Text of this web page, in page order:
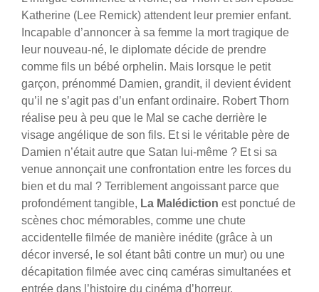
Katherine (Lee Remick) attendent leur premier enfant.
Incapable d’annoncer à sa femme la mort tragique de
leur nouveau-né, le diplomate décide de prendre
comme fils un bébé orphelin. Mais lorsque le petit
garçon, prénommé Damien, grandit, il devient évident
qu’il ne s’agit pas d’un enfant ordinaire. Robert Thorn
réalise peu à peu que le Mal se cache derrière le
visage angélique de son fils. Et si le véritable père de
Damien n’était autre que Satan lui-même ? Et si sa
venue annonçait une confrontation entre les forces du
bien et du mal ? Terriblement angoissant parce que
profondément tangible, La Malédiction est ponctué de
scènes choc mémorables, comme une chute
accidentelle filmée de manière inédite (grâce à un
décor inversé, le sol étant bâti contre un mur) ou une
décapitation filmée avec cinq caméras simultanées et
entrée dans l’histoire du cinéma d’horreur.